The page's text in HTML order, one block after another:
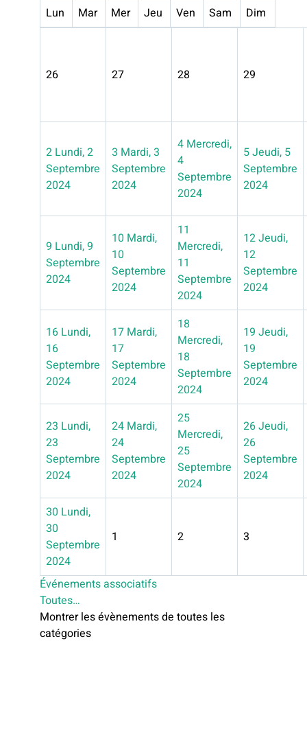
Lun
Mar Mer Jeu Ven Sam Dim
26 27 28 29
2 Lundi, 2
Septembre
2024
3 Mardi, 3
Septembre
2024
4 Mercredi,
4
Septembre
2024
5Jeudi, 5
Septembre
2024
9 Lundi, 9
Septembre
2024
10 Mardi,
10
Septembre
2024
11
Mercredi,
11
Septembre
2024
12Jeudi,
12
Septembre
2024
16 Lundi,
16
Septembre
2024
17 Mardi,
17
Septembre
2024
18
Mercredi,
18
Septembre
2024
19 Jeudi,
19
Septembre
2024
23 Lundi,
23
Septembre
2024
24 Mardi,
24
Septembre
2024
25
Mercredi,
25
Septembre
2024
26Jeudi,
26
Septembre
2024
30 Lundi,
30
Septembre
2024
1 2 3
Événements associatifs
Toutes…
Montrer les évènements de toutes les
catégories